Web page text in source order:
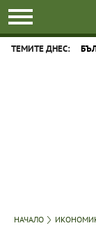
ТЕМИТЕ ДНЕС:
НАЧАЛО